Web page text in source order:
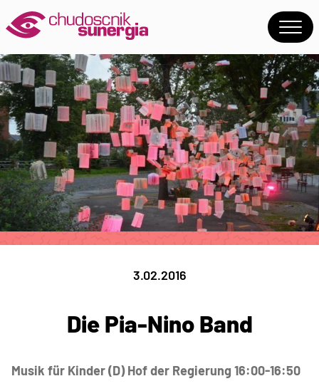
3.02.2016
Die Pia-Nino Band
Musik für Kinder (D) Hof der Regierung 16:00-16:50